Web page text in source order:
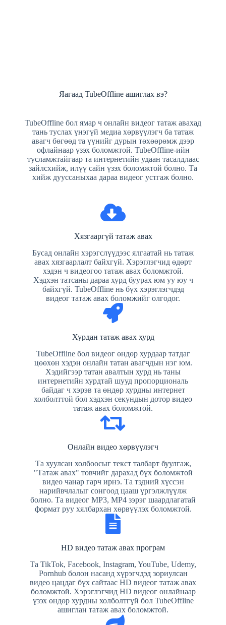
Яагаад TubeOffline ашиглах вэ?
TubeOffline бол ямар ч онлайн видеог татаж авахад
тань туслах үнэгүй медиа хөрвүүлэгч ба татаж
авагч бөгөөд та үүнийг дурын төхөөрөмж дээр
офлайнаар үзэх боломжтой. TubeOffline-ийн
тусламжтайгаар та интернетийн удаан тасалдлаас
зайлсхийж, илүү сайн үзэх боломжтой болно. Та
хийж дууссаныхаа дараа видеог устгаж болно.
Хязгааргүй татаж авах
Бусад онлайн хэрэгслүүдээс ялгаатай нь татаж
авах хязгаарлалт байхгүй. Хэрэглэгчид өдөрт
хэдэн ч видеогоо татаж авах боломжтой.
Хэдхэн татсаны дараа хурд буурах юм уу юу ч
байхгүй. TubeOffline нь бүх хэрэглэгчдэд
видеог татаж авах боломжийг олгодог.
Хурдан татаж авах хурд
TubeOffline бол видеог өндөр хурдаар татдаг
цөөхөн хэдэн онлайн татан авагчдын нэг юм.
Хэдийгээр татан авалтын хурд нь таны
интернетийн хурдтай шууд пропорциональ
байдаг ч хэрэв та өндөр хурдны интернет
холболттой бол хэдхэн секундын дотор видео
татаж авах боломжтой.
Онлайн видео хөрвүүлэгч
Та хуулсан холбоосыг текст талбарт буулгаж,
"Татаж авах" товчийг дарахад бүх боломжтой
видео чанар гарч ирнэ. Та тэдний хүссэн
нарийвчлалыг сонгоод цааш үргэлжлүүлж
болно. Та видеог MP3, MP4 зэрэг шаардлагатай
формат руу хялбархан хөрвүүлэх боломжтой.
HD видео татаж авах програм
Та TikTok, Facebook, Instagram, YouTube, Udemy,
Pornhub болон насанд хүрэгчдэд зориулсан
видео цацдаг бүх сайтаас HD видеог татаж авах
боломжтой. Хэрэглэгчид HD видеог онлайнаар
үзэх өндөр хурдны холболтгүй бол TubeOffline
ашиглан татаж авах боломжтой.